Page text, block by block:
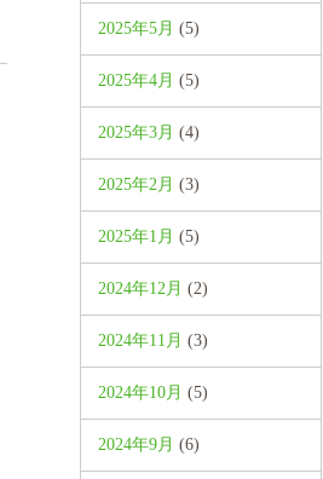
2025年5月 (5)
2025年4月 (5)
2025年3月 (4)
2025年2月 (3)
2025年1月 (5)
2024年12月 (2)
2024年11月 (3)
2024年10月 (5)
2024年9月 (6)